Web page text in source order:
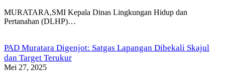
MURATARA,SMI Kepala Dinas Lingkungan Hidup dan
Pertanahan (DLHP)…
PAD Muratara Digenjot: Satgas Lapangan Dibekali Skajul
dan Target Terukur
Mei 27, 2025